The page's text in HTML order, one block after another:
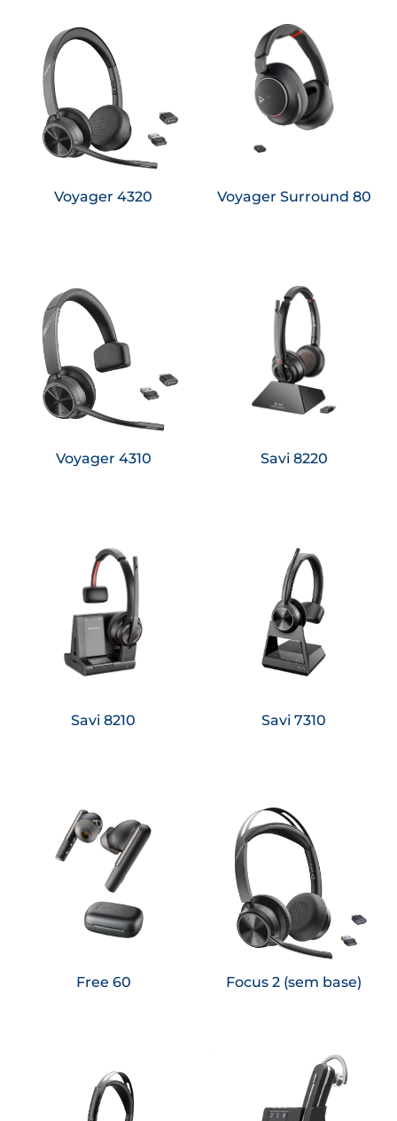
Saiba
mais
Voyager 4320
Saiba
mais
Voyager Surround 80
Saiba
mais
Voyager 4310
Saiba
mais
Savi 8220
Saiba
mais
Savi 8210
Saiba
mais
Savi 7310
Saiba
mais
Free 60
Saiba
Focus 2 (sem base)